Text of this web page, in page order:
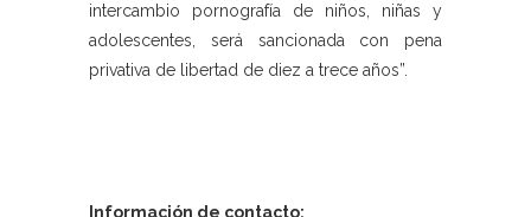
intercambio pornografía de niños, niñas y
adolescentes, será sancionada con pena
privativa de libertad de diez a trece años”.
Información de contacto: